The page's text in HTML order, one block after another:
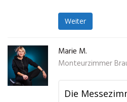
Weiter
Marie M.
Monteurzimmer
Die